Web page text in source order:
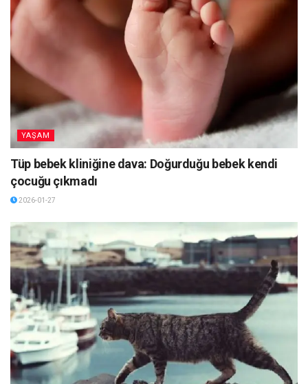
YAŞAM
Tüp bebek kliniğine dava: Doğurduğu bebek kendi
çocuğu çıkmadı
2026-01-27